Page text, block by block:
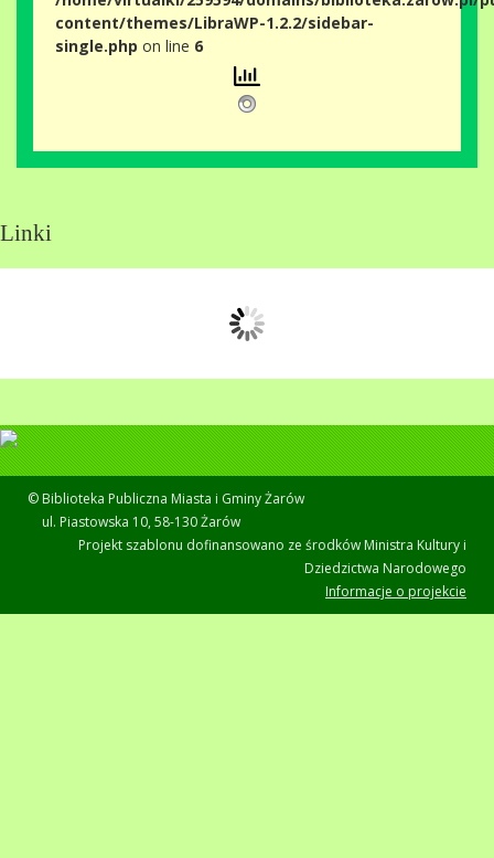
content/themes/LibraWP-1.2.2/sidebar-
single.php on line 6
Linki
© Biblioteka Publiczna Miasta i Gminy Żarów
ul. Piastowska 10, 58-130 Żarów
Projekt szablonu dofinansowano ze środków Ministra Kultury i
Dziedzictwa Narodowego
Informacje o projekcie